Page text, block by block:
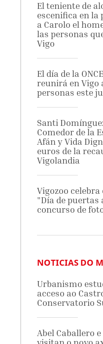
El teniente de
escenifica en la
a Carolo el
las personas
Vigo
El día de la
reunirá en Vigo
personas este
Santi
Comedor de la
Afán y Vida
euros de la
Vigolandia
Vigozoo celebra
"Día de puertas
concurso de
NOTICIAS DO
Urbanismo
acceso ao
Conservatorio
Abel Caballero